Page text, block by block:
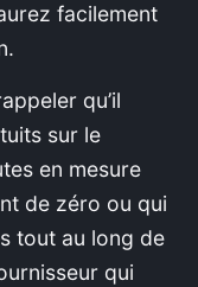
facilement
qu’il
sur le
en mesure
de zéro ou qui
tout au long de
qui